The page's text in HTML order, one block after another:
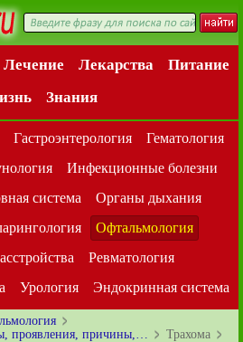
Лечение Лекарства
Питание
Знания
Гастроэнтерология
Гематология
Инфекционные болезни
система
Органы дыхания
Офтальмология
Ревматология
Урология Эндокринная система
проявления, причины,…
Трахома